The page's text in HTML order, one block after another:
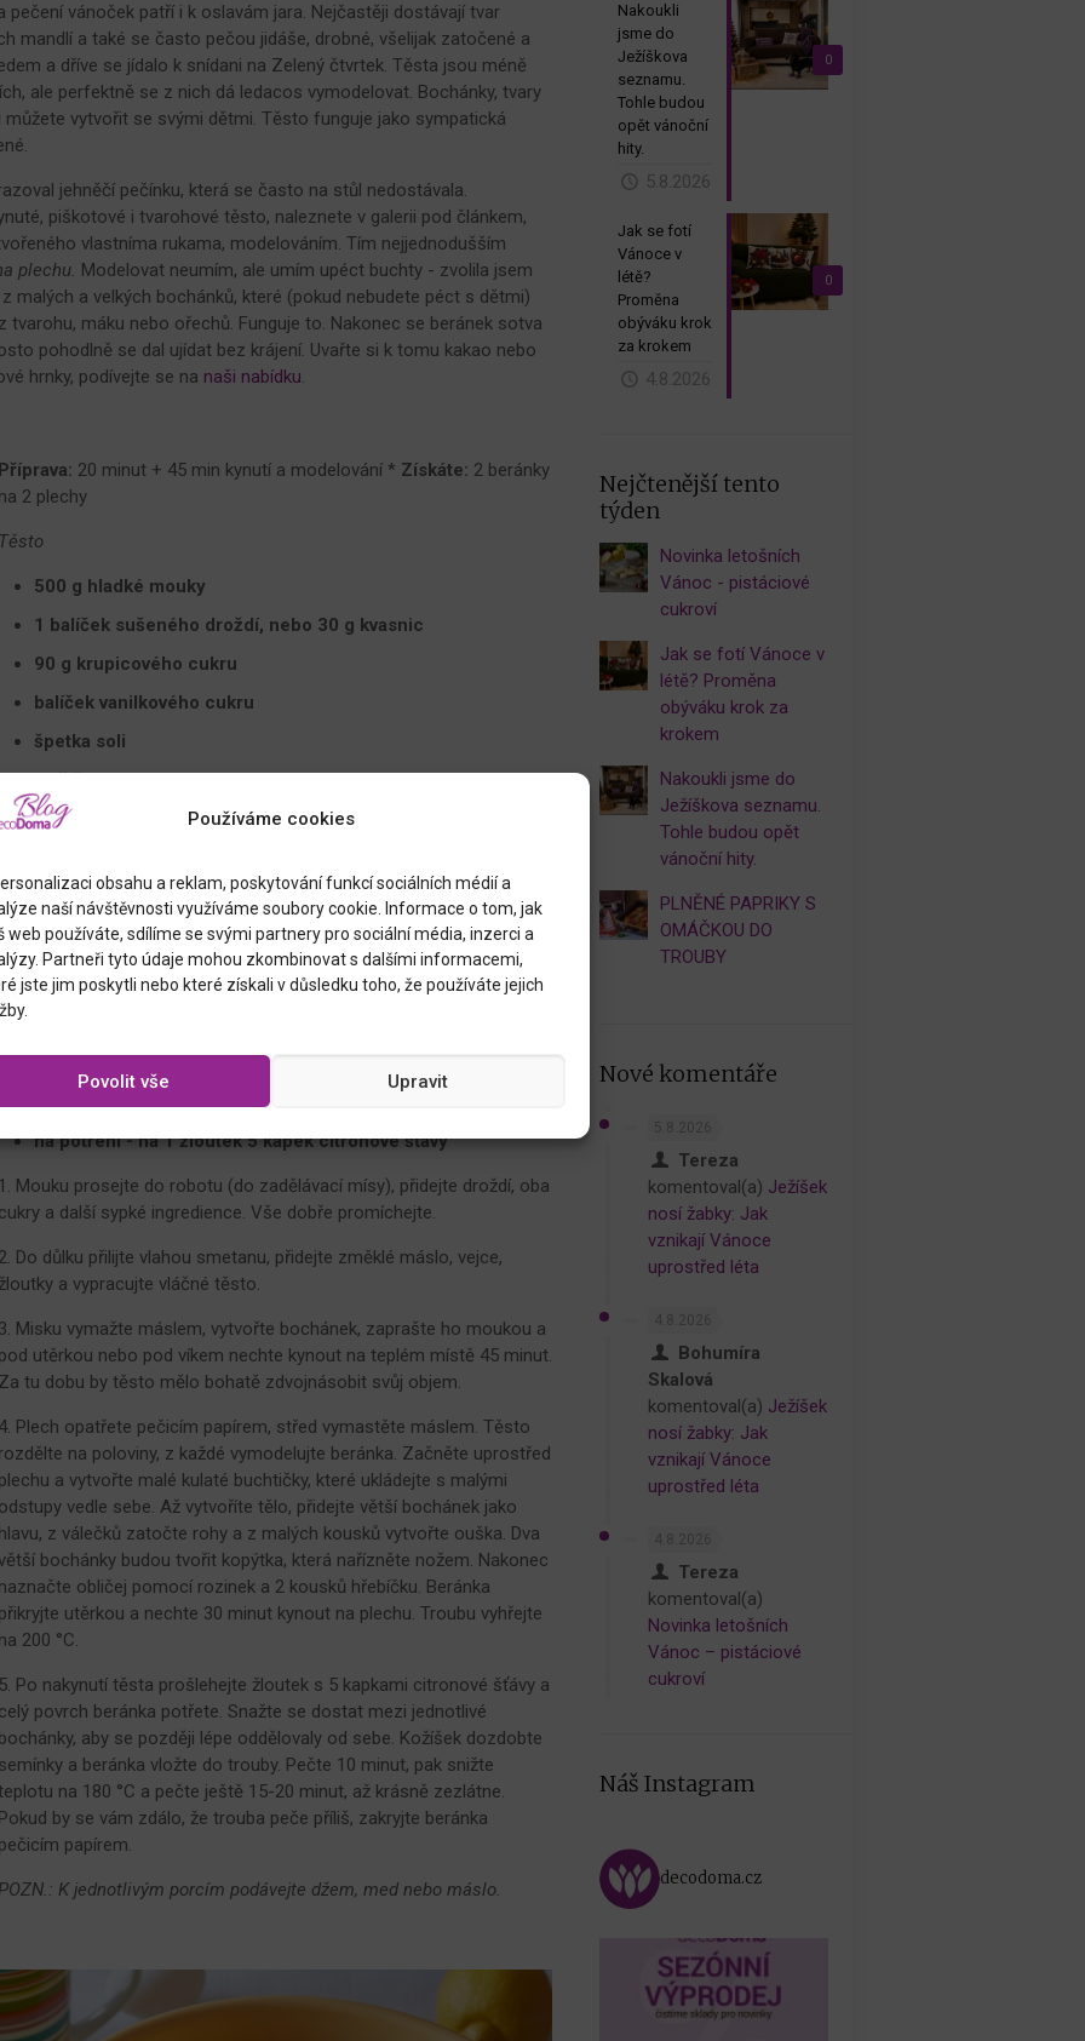
Používáme cookies
obsahu a reklam, poskytování funkcí sociálních médií a
naší návštěvnosti využíváme soubory cookie. Informace o tom, jak
web používáte, sdílíme se svými partnery pro sociální média, inzerci a
Partneři tyto údaje mohou zkombinovat s dalšími informacemi,
jste jim poskytli nebo které získali v důsledku toho, že používáte jejich
Povolit vše Upravit
pečení vánoček patří i k oslavám jara. Nejčastěji dostávají tvar
mandlí a také se často pečou jidáše, drobné, všelijak zatočené a
a dříve se jídalo k snídani na Zelený čtvrtek. Těsta jsou méně
ale perfektně se z nich dá ledacos vymodelovat. Bochánky, tvary
můžete vytvořit se svými dětmi. Těsto funguje jako sympatická
jehněčí pečínku, která se často na stůl nedostávala.
piškotové i tvarohové těsto, naleznete v galerii pod článkem,
vlastníma rukama, modelováním. Tím nejjednodušším
plechu. Modelovat neumím, ale umím upéct buchty - zvolila jsem
malých a velkých bochánků, které (pokud nebudete péct s dětmi)
tvarohu, máku nebo ořechů. Funguje to. Nakonec se beránek sotva
pohodlně se dal ujídat bez krájení. Uvařte si k tomu kakao nebo
hrnky, podívejte se na naši nabídku.
Příprava: 20 minut + 45 min kynutí a modelování * Získáte: 2 beránky
na 2 plechy
Těsto
500 g hladké mouky
1 balíček sušeného droždí, nebo 30 g kvasnic
90 g krupicového cukru
balíček vanilkového cukru
špetka soli
2 lžičky mleté pomerančové kůry
90 g změklého másla
1 vejce + 2 žloutky
dokončení
semínka bílého a černého sezamu / máku
na potření - na 1 žloutek 5 kapek citronové šťávy
1. Mouku prosejte do robotu (do zadělávací mísy), přidejte droždí, oba
cukry a další sypké ingredience. Vše dobře promíchejte.
2. Do důlku přilijte vlahou smetanu, přidejte změklé máslo, vejce,
žloutky a vypracujte vláčné těsto.
3. Misku vymažte máslem, vytvořte bochánek, zaprašte ho moukou a
pod utěrkou nebo pod víkem nechte kynout na teplém místě 45 minut.
Za tu dobu by těsto mělo bohatě zdvojnásobit svůj objem.
4. Plech opatřete pečicím papírem, střed vymastěte máslem. Těsto
rozdělte na poloviny, z každé vymodelujte beránka. Začněte uprostřed
plechu a vytvořte malé kulaté buchtičky, které ukládejte s malými
odstupy vedle sebe. Až vytvoříte tělo, přidejte větší bochánek jako
hlavu, z válečků zatočte rohy a z malých kousků vytvořte ouška. Dva
bochánky budou tvořit kopýtka, která nařízněte nožem. Nakonec
naznačte obličej pomocí rozinek a 2 kousků hřebíčku. Beránka
přikryjte utěrkou a nechte 30 minut kynout na plechu. Troubu vyhřejte
na 200 °C.
5. Po nakynutí těsta prošlehejte žloutek s 5 kapkami citronové šťávy a
celý povrch beránka potřete. Snažte se dostat mezi jednotlivé
bochánky, aby se později lépe oddělovaly od sebe. Kožíšek dozdobte
semínky a beránka vložte do trouby. Pečte 10 minut, pak snižte
na 180 °C a pečte ještě 15-20 minut, až krásně zezlátne.
Pokud by se vám zdálo, že trouba peče příliš, zakryjte beránka
pečicím papírem.
POZN.: K jednotlivým porcím podávejte džem, med nebo máslo.
0
Nakoukli
jsme do
Ježíškova
seznamu.
Tohle budou
opět vánoční
hity.
5.8.2026
0
Jak se fotí
Vánoce v
létě?
Proměna
obýváku krok
za krokem
4.8.2026
Nejčtenější tento
týden
Novinka letošních
Vánoc - pistáciové
cukroví
Jak se fotí Vánoce v
létě? Proměna
obýváku krok za
krokem
Nakoukli jsme do
Ježíškova seznamu.
Tohle budou opět
vánoční hity.
PLNĚNÉ PAPRIKY S
OMÁČKOU DO
TROUBY
Nové komentáře
Tereza
komentoval(a) Ježíšek
nosí žabky: Jak
vznikají Vánoce
uprostřed léta
Bohumíra
Skalová
komentoval(a) Ježíšek
nosí žabky: Jak
vznikají Vánoce
uprostřed léta
Tereza
komentoval(a)
Novinka letošních
Vánoc – pistáciové
cukroví
Náš Instagram
decodoma.cz